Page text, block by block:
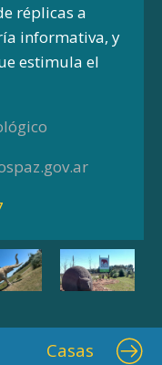
réplicas a
informativa, y
estimula el
Casas